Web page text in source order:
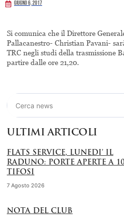
Giugno 6, 2017
Si comunica che il Direttore
Pallacanestro- Christian Pavani-
TRC negli studi della trasmissione
partire dalle ore 21,20.
ULTIMI ARTICOLI
FLATS SERVICE, LUNEDI’ IL
RADUNO: PORTE APERTE A
TIFOSI
7 Agosto 2026
NOTA DEL CLUB